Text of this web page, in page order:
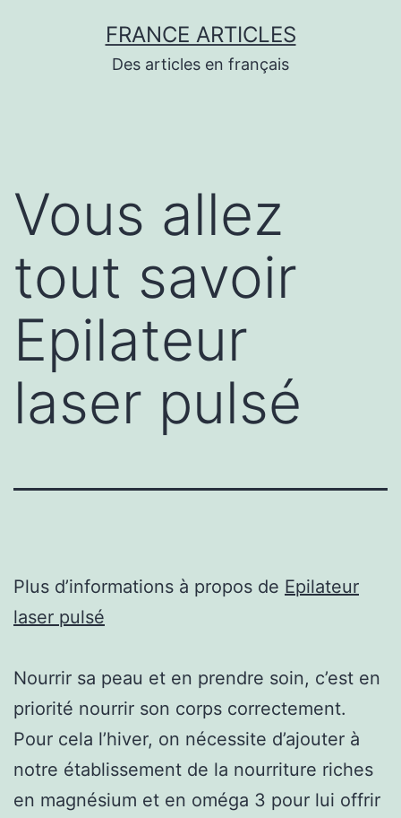
FRANCE ARTICLES
Des articles en français
Vous allez
tout savoir
Epilateur
laser pulsé
Plus d’informations à propos de Epilateur
laser pulsé
Nourrir sa peau et en prendre soin, c’est en
priorité nourrir son corps correctement.
Pour cela l’hiver, on nécessite d’ajouter à
notre établissement de la nourriture riches
en magnésium et en oméga 3 pour lui offrir